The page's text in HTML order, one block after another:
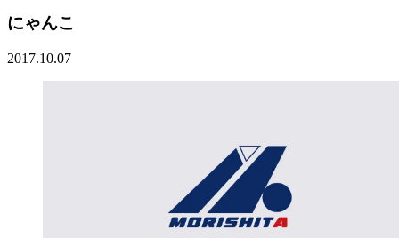
にゃんこ
2017.10.07